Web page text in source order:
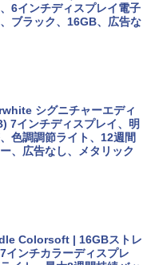
護 15.6 16インチ パソコ
NEC Lavie ASUS HP dyna
Air M5チップ搭載
ブック：AIとApple Intell
ンチLiquid Retinaディ
ユニファイドメモリ、1
- スカイブルー + 3年延長
対応|PC2台
イテムを含む】 【オンラ
ちばんやさしい 教科書:
にも！ 非エンジニアのた
ング入門シリーズ
イパー・カタログ: 本体ハ
6インチディスプレイ電子
ブラック、16GB、広告な
シグニチャーエディ
7インチディスプレイ、明
色調調節ライト、12週間
、広告なし、メタリック
Colorsoft | 16GBストレ
インチカラーディスプレ